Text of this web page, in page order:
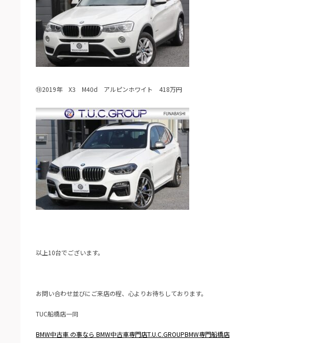
⑩2019年 X3 M40d アルピンホワイト 418万円
以上10台でございます。
お問い合わせ並びにご来店の程、心よりお待ちしております。
TUC船橋店一同
BMW中古車 の事なら BMW中古車専門店T.U.C.GROUPBMW専門船橋店